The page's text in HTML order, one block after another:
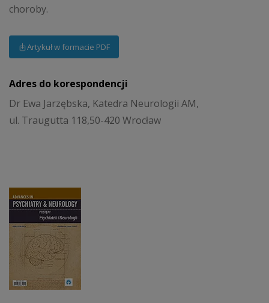
choroby.
Artykuł w formacie PDF
Adres do korespondencji
Dr Ewa Jarzębska, Katedra Neurologii AM,
ul. Traugutta 118,50-420 Wrocław